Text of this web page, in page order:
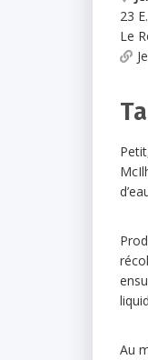
23
Le
Au